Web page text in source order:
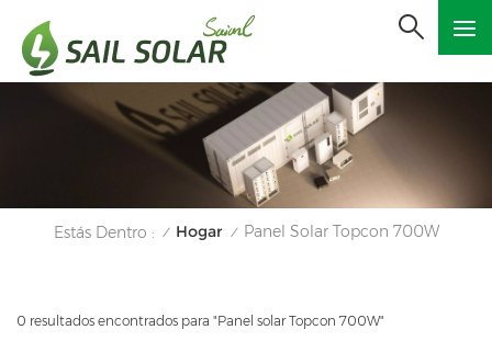
Estás Dentro : / Hogar / Panel Solar Topcon 700W
0 resultados encontrados para "Panel solar Topcon 700W"